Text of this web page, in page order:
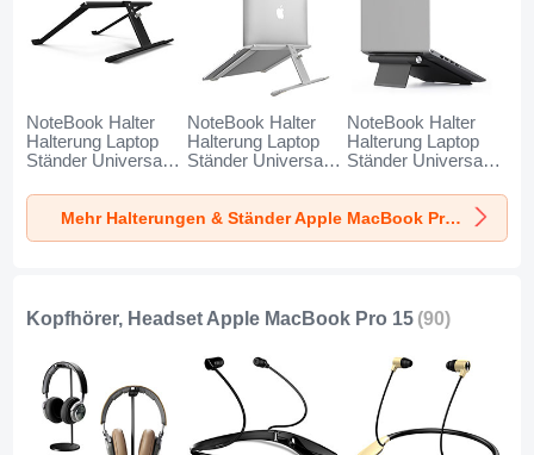
NoteBook Halter
Halterung Laptop
Ständer Universal
MacBook Pro 15
zoll Schwarz
NoteBook Halter
Halterung Laptop
Ständer Universal
MacBook Pro 15
zoll Silber
NoteBook Halter
Halterung Laptop
Ständer Universal
MacBook Pro 15
zoll SchwarzMehr Halterungen & Ständer Apple MacBook Pro 15
Kopfhörer, Headset Apple MacBook Pro 15 (90)